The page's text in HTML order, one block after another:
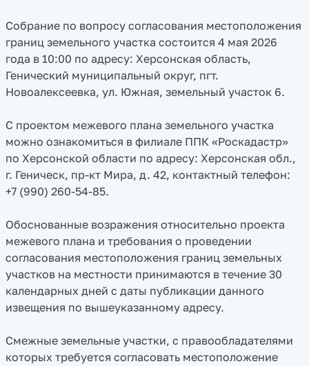
Собрание по вопросу согласования местоположения
границ земельного участка состоится 4 мая 2026
года в 10:00 по адресу: Херсонская область,
Генический муниципальный округ, пгт.
Новоалексеевка, ул. Южная, земельный участок 6.
С проектом межевого плана земельного участка
можно ознакомиться в филиале ППК «Роскадастр»
по Херсонской области по адресу: Херсонская обл.,
г. Геническ, пр-кт Мира, д. 42, контактный телефон:
+7 (990) 260-54-85.
Обоснованные возражения относительно проекта
межевого плана и требования о проведении
согласования местоположения границ земельных
участков на местности принимаются в течение 30
календарных дней с даты публикации данного
извещения по вышеуказанному адресу.
Смежные земельные участки, с правообладателями
которых требуется согласовать местоположение